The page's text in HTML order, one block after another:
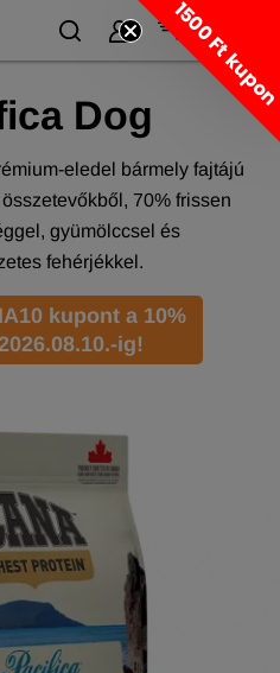
Dog
eledel bármely fajtájú
70% frissen
gyümölccsel és
fehérjékkel.
kupont a 10%
ig!
1500 Ft